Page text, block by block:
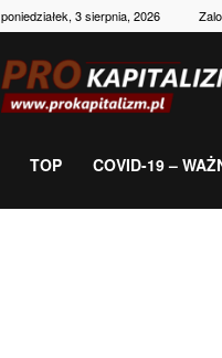
poniedziałek, 3 sierpnia, 2026
TOP COVID-19 –